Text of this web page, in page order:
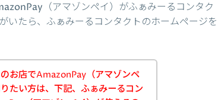
（アマゾンペイ）がふぁみーるコンタク
いたら、ふぁみーるコンタクトのホームページを
お店でAmazonPay（アマゾンペ
たい方は、下記、ふぁみーるコン